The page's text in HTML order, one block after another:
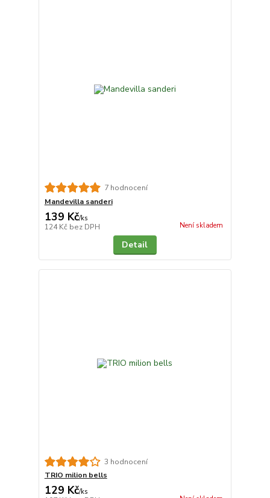
7 hodnocení
Mandevilla sanderi
139 Kč/ks
124 Kč bez DPH Není skladem
Detail
3 hodnocení
TRIO milion bells
129 Kč/ks